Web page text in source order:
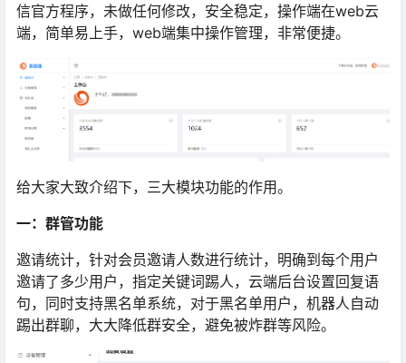
信官方程序，未做任何修改，安全稳定，操作端在web云
端，简单易上手，web端集中操作管理，非常便捷。
给大家大致介绍下，三大模块功能的作用。
一：群管功能
邀请统计，针对会员邀请人数进行统计，明确到每个用户
邀请了多少用户，指定关键词踢人，云端后台设置回复语
句，同时支持黑名单系统，对于黑名单用户，机器人自动
踢出群聊，大大降低群安全，避免被炸群等风险。